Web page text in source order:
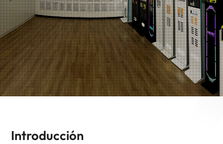
Introducción